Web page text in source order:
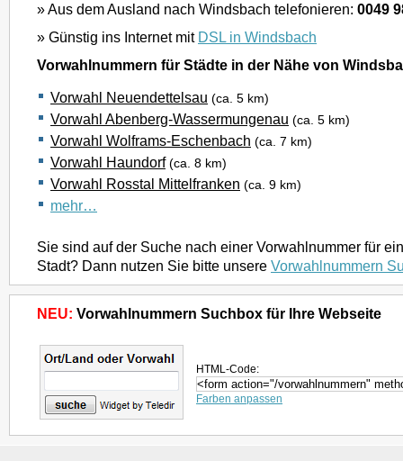
» Aus dem Ausland nach Windsbach telefonieren: 0049
» Günstig ins Internet mit DSL in Windsbach
Vorwahlnummern für Städte in der Nähe von
Vorwahl Neuendettelsau (ca. 5 km)
Vorwahl Abenberg-Wassermungenau (ca. 5 km)
Vorwahl Wolframs-Eschenbach (ca. 7 km)
Vorwahl Haundorf (ca. 8 km)
Vorwahl Rosstal Mittelfranken (ca. 9 km)
mehr…
Sie sind auf der Suche nach einer Vorwahlnummer für
Stadt? Dann nutzen Sie bitte unsere Vorwahlnummern
NEU: Vorwahlnummern Suchbox für Ihre Webseite
HTML-Code:
Farben anpassen